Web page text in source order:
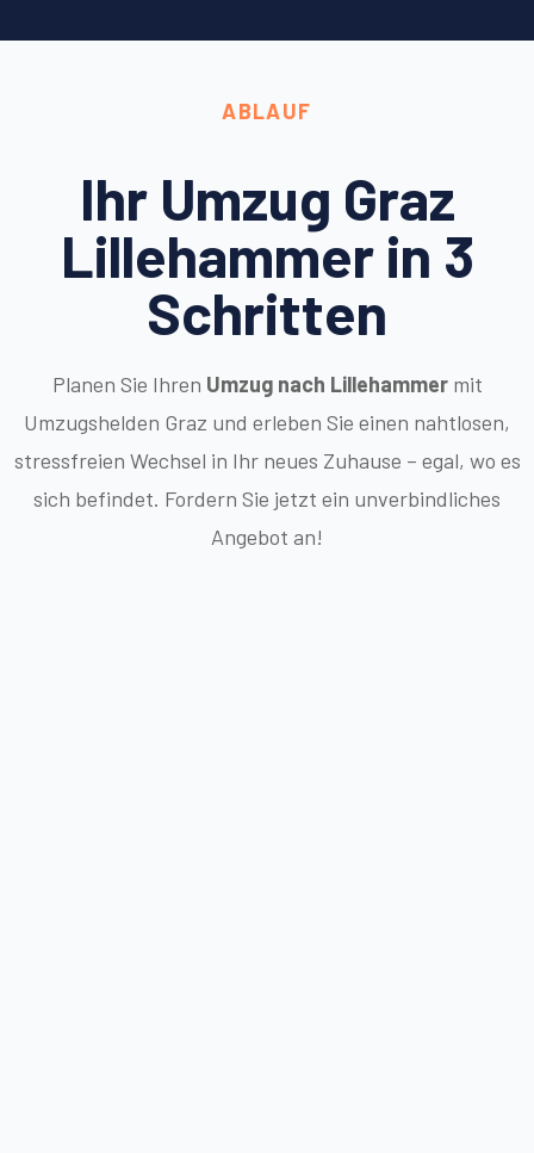
ABLAUF
Ihr Umzug Graz
Lillehammer in 3
Schritten
Planen Sie Ihren Umzug nach Lillehammermit
Umzugshelden Graz und erleben Sie einen nahtlosen,
stressfreien Wechsel in Ihr neues Zuhause – egal, wo es
sich befindet. Fordern Sie jetzt ein unverbindliches
Angebot an!